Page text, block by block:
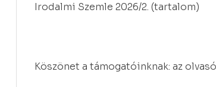
Irodalmi Szemle 2026/2. (tartalom)
Köszönet a támogatóinknak: az